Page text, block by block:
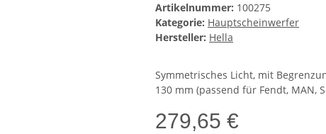
Artikelnummer: 100275
Kategorie: Hauptscheinwerfer
Hersteller: Hella
Symmetrisches Licht, mit
130 mm (passend für Fendt, MAN,
279,65 €